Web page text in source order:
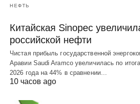
НЕФТЬ
Китайская Sinopec
российской нефти
Чистая прибыль государственной
Аравии Saudi Aramco увеличилась по
2026 года на 44% в сравнении…
10 часов ago